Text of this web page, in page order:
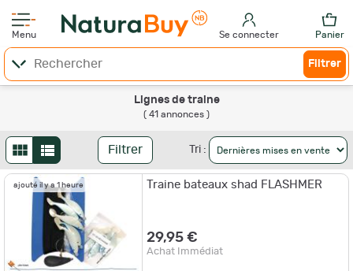
Menu Se connecter Panier
Filtrer
Lignes de traine
( 41 annonces )
Filtrer Tri :
ajouté il y a 1 heure Traine bateaux shad FLASHMER
29,95 €
Achat Immédiat